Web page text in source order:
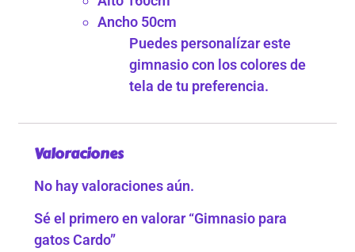
Ancho 50cm
Puedes personalízar este
gimnasio con los colores de
tela de tu preferencia.
Valoraciones
No hay valoraciones aún.
Sé el primero en valorar “Gimnasio para
gatos Cardo”